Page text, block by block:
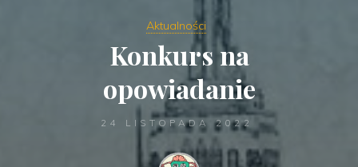
Aktualności
Konkurs na
opowiadanie
24 LISTOPADA 2022